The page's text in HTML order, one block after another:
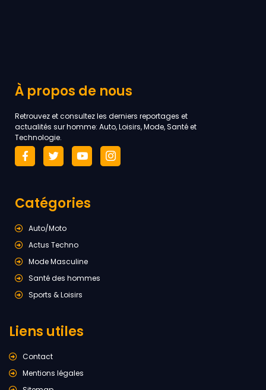
À propos de nous
Retrouvez et consultez les derniers reportages et
actualités sur homme: Auto, Loisirs, Mode, Santé et
Technologie.
Catégories
Auto/Moto
Actus Techno
Mode Masculine
Santé des hommes
Sports & Loisirs
Liens utiles
Contact
Mentions légales